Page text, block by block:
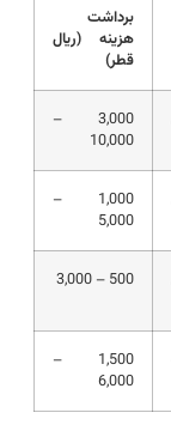
برداشت
هزینه (ریال
قطر)
3,000 –
10,000
1,000 –
5,000
500 – 3,000
1,500 –
6,000